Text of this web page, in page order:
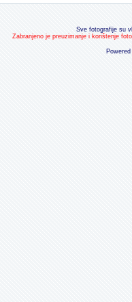
Sve fotografije su
Zabranjeno je preuzimanje i korištenje